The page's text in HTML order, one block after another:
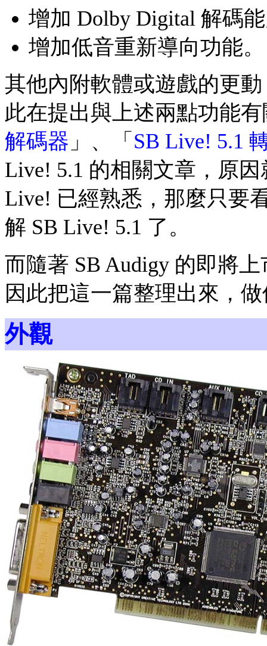
增加 Dolby Digital 解碼
增加低音重新導向功能。
其他內附軟體或遊戲的更
此在提出與上述兩點功能
解碼器 」、「 SB Live! 5.1
Live! 5.1 的相關文章，原
Live! 已經熟悉，那麼只要
解 SB Live! 5.1 了。
而隨著 SB Audigy 的即將
因此把這一篇整理出來，
外觀